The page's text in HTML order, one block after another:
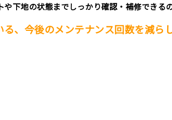
下地の状態までしっかり確認・補修できる
、今後のメンテナンス回数を減ら